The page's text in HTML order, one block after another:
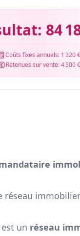
84
Coûts fixes annuels: 1 320 €
Retenues sur vente:4 500 €
réseau
un réseau